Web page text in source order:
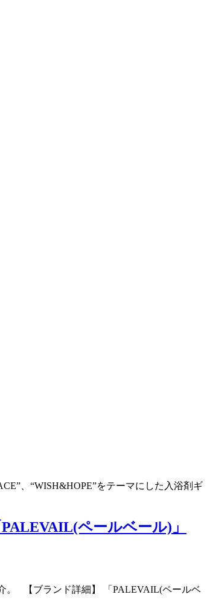
、“WISH&HOPE”をテーマにした入浴剤ギ
ペールベール)」
。 【ブランド詳細】 「PALEVAIL(ペールベ